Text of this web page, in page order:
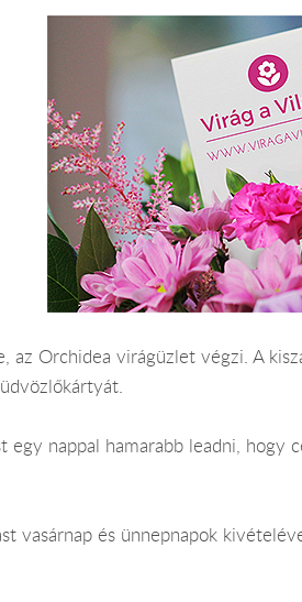
Orchidea virágüzlet végzi. A
nappal hamarabb leadni, hogy
vasárnap és ünnepnapok